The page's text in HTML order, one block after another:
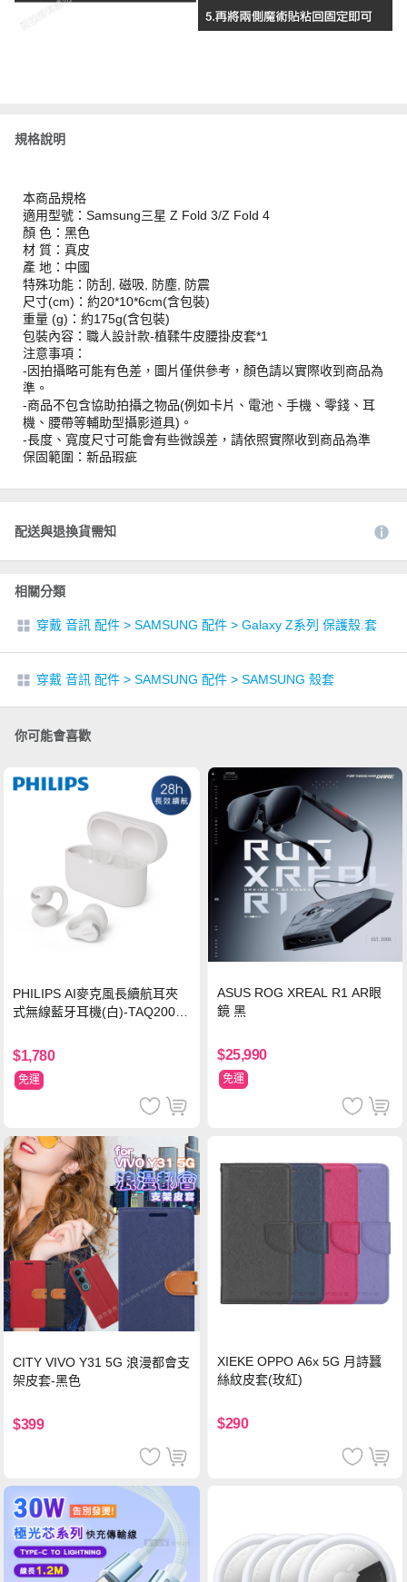
規格說明
本商品規格
適用型號：Samsung三星 Z Fold 3/Z Fold 4
顏 色：黑色
材 質：真皮
產 地：中國
特殊功能：防刮, 磁吸, 防塵, 防震
尺寸(cm)：約20*10*6cm(含包裝)
重量 (g)：約175g(含包裝)
包裝內容：職人設計款-植鞣牛皮腰掛皮套*1
注意事項：
-因拍攝略可能有色差，圖片僅供參考，顏色請以實際收到商品為
準。
-商品不包含協助拍攝之物品(例如卡片、電池、手機、零錢、耳
機、腰帶等輔助型攝影道具)。
-長度、寬度尺寸可能會有些微誤差，請依照實際收到商品為準
保固範圍：新品瑕疵
配送與退換貨需知
相關分類
穿戴 音訊 配件 > SAMSUNG 配件 > Galaxy Z系列 保護殼.套
穿戴 音訊 配件 > SAMSUNG 配件 > SAMSUNG 殼套
你可能會喜歡
PHILIPS AI麥克風長續航耳夾
式無線藍牙耳機(白)-TAQ2000
$1,780
免運
ASUS ROG XREAL R1 AR眼
鏡 黑
$25,990
免運
CITY VIVO Y31 5G 浪漫都會支
架皮套-黑色
$399
XIEKE OPPO A6x 5G 月詩蠶
絲紋皮套(玫紅)
$290